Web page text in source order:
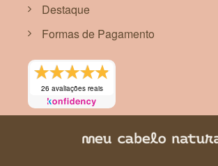
Destaque
Formas de Pagamento
26 avaliações reais